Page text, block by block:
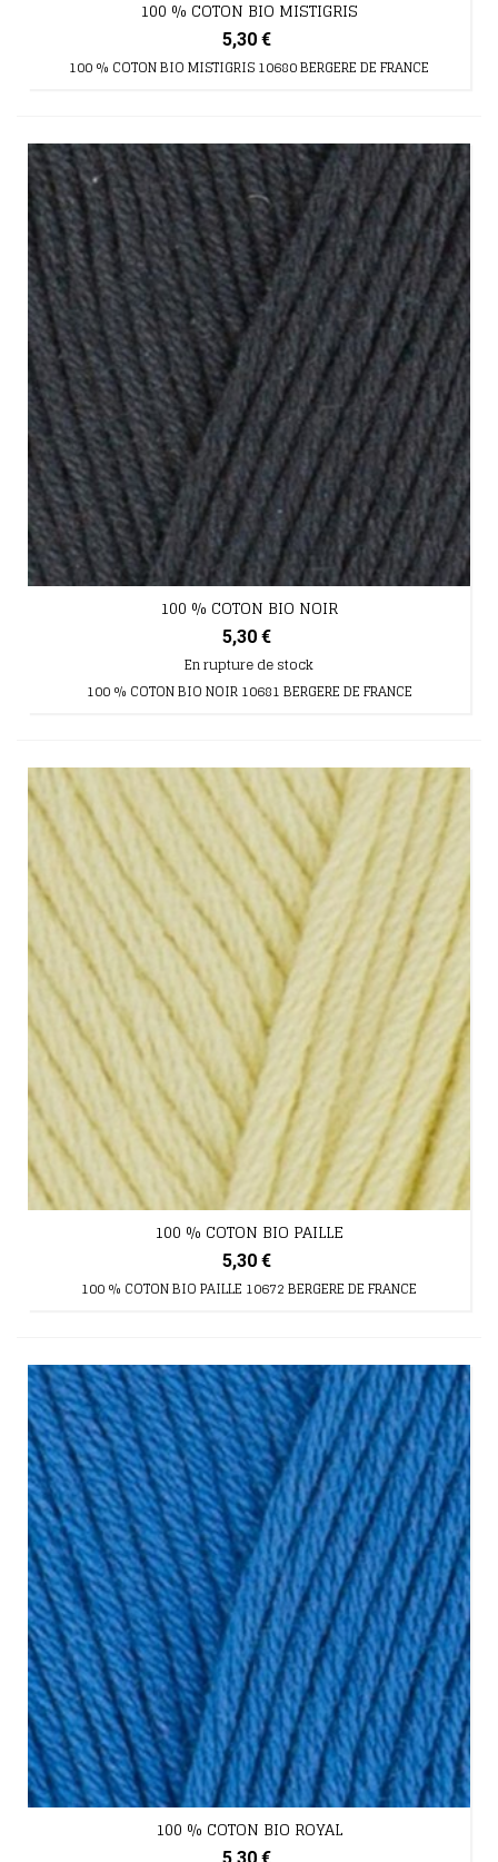
100 % COTON BIO MISTIGRIS
5,30 €
100 % COTON BIO MISTIGRIS 10680 BERGERE DE FRANCE
100 % COTON BIO NOIR
5,30 €
En rupture de stock
100 % COTON BIO NOIR 10681 BERGERE DE FRANCE
100 % COTON BIO PAILLE
5,30 €
100 % COTON BIO PAILLE 10672 BERGERE DE FRANCE
100 % COTON BIO ROYAL